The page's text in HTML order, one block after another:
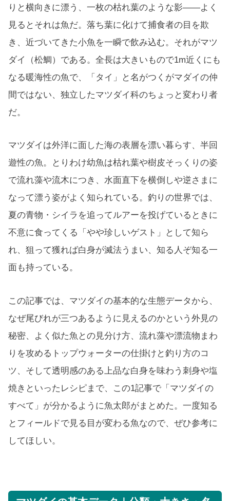
りと横向きに漂う、一枚の枯れ葉のような影——よく
見るとそれは魚だ。落ち葉に化けて捕食者の目を欺
き、近づいてきた小魚を一瞬で飲み込む。それがマツ
ダイ（松鯛）である。全長は大きいもので1m近くにも
なる暖海性の魚で、「タイ」と名がつくがマダイの仲
間ではない、独立したマツダイ科のちょっと変わり者
だ。
マツダイは外洋に面した海の表層を漂い暮らす、半回
遊性の魚。とりわけ幼魚は枯れ葉や樹皮そっくりの姿
で流れ藻や流木につき、水面直下を横倒しや逆さまに
なって漂う姿がよく知られている。釣りの世界では、
夏の青物・シイラを追ってルアーを投げているときに
不意に食ってくる「やや珍しいゲスト」として知ら
れ、狙って獲れば白身が滅法うまい、知る人ぞ知る一
面も持っている。
この記事では、マツダイの基本的な生態データから、
なぜ尾びれが三つあるように見えるのかという外見の
秘密、よく似た魚との見分け方、流れ藻や漂流物まわ
りを攻めるトップウォーターの仕掛けと釣り方のコ
ツ、そして透明感のある上品な白身を味わう刺身や塩
焼きといったレシピまで、この1記事で「マツダイの
すべて」が分かるように魚太郎がまとめた。一度知る
とフィールドで見る目が変わる魚なので、ぜひ参考に
してほしい。